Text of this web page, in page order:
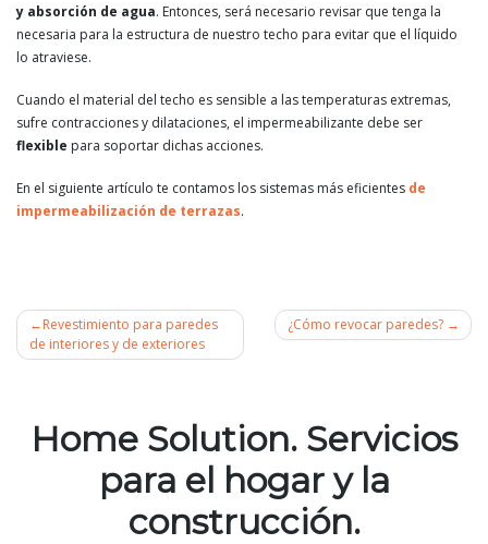
y absorción de agua. Entonces, será necesario revisar que tenga la
necesaria para la estructura de nuestro techo para evitar que el líquido
lo atraviese.
Cuando el material del techo es sensible a las temperaturas extremas,
sufre contracciones y dilataciones, el impermeabilizante debe ser
flexible para soportar dichas acciones.
En el siguiente artículo te contamos los sistemas más eficientes de
impermeabilización de terrazas.
de
entradas
Revestimiento para paredes
de interiores y de exteriores
¿Cómo revocar paredes?
Home Solution. Servicios
para el hogar y la
construcción.